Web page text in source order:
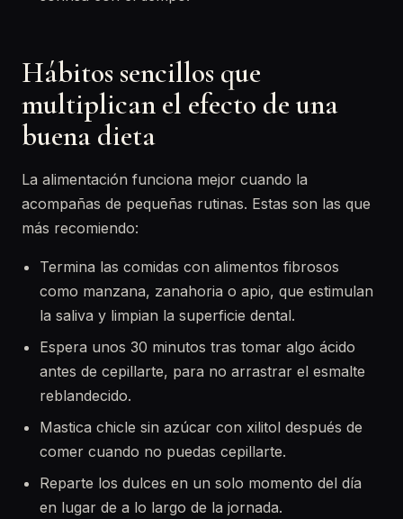
Hábitos sencillos que
multiplican el efecto de una
buena dieta
La alimentación funciona mejor cuando la
acompañas de pequeñas rutinas. Estas son las que
más recomiendo:
Termina las comidas con alimentos fibrosos
como manzana, zanahoria o apio, que estimulan
la saliva y limpian la superficie dental.
Espera unos 30 minutos tras tomar algo ácido
antes de cepillarte, para no arrastrar el esmalte
reblandecido.
Mastica chicle sin azúcar con xilitol después de
comer cuando no puedas cepillarte.
Reparte los dulces en un solo momento del día
en lugar de a lo largo de la jornada.